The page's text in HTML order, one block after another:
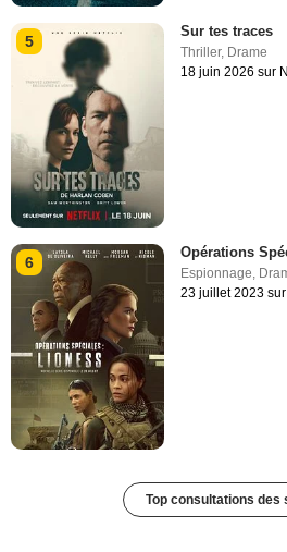
5
Sur tes traces
Thriller, Drame
18 juin 2026 sur
6
Opérations
Espionnage,
23 juillet 2023
Top consultations des